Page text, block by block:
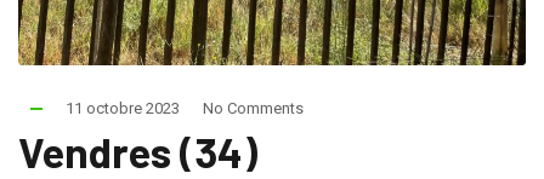
11 octobre 2023 No Comments
Vendres (34)